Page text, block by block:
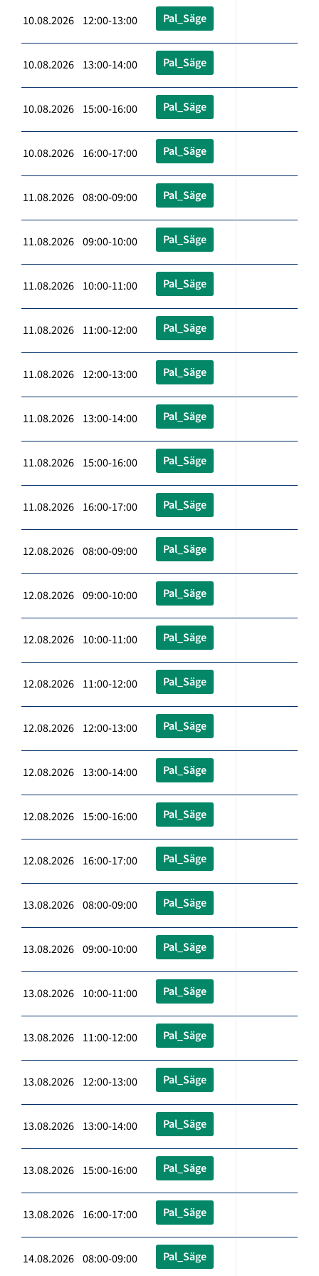
10.08.2026 12:00-13:00 Pal_Säge
10.08.2026 13:00-14:00 Pal_Säge
10.08.2026 15:00-16:00 Pal_Säge
10.08.2026 16:00-17:00 Pal_Säge
11.08.2026 08:00-09:00 Pal_Säge
11.08.2026 09:00-10:00 Pal_Säge
11.08.2026 10:00-11:00 Pal_Säge
11.08.2026 11:00-12:00 Pal_Säge
11.08.2026 12:00-13:00 Pal_Säge
11.08.2026 13:00-14:00 Pal_Säge
11.08.2026 15:00-16:00 Pal_Säge
11.08.2026 16:00-17:00 Pal_Säge
12.08.2026 08:00-09:00 Pal_Säge
12.08.2026 09:00-10:00 Pal_Säge
12.08.2026 10:00-11:00 Pal_Säge
12.08.2026 11:00-12:00 Pal_Säge
12.08.2026 12:00-13:00 Pal_Säge
12.08.2026 13:00-14:00 Pal_Säge
12.08.2026 15:00-16:00 Pal_Säge
12.08.2026 16:00-17:00 Pal_Säge
13.08.2026 08:00-09:00 Pal_Säge
13.08.2026 09:00-10:00 Pal_Säge
13.08.2026 10:00-11:00 Pal_Säge
13.08.2026 11:00-12:00 Pal_Säge
13.08.2026 12:00-13:00 Pal_Säge
13.08.2026 13:00-14:00 Pal_Säge
13.08.2026 15:00-16:00 Pal_Säge
13.08.2026 16:00-17:00 Pal_Säge
14.08.2026 08:00-09:00 Pal_Säge